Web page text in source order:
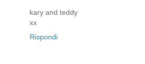
kary and teddy
xx
Rispondi